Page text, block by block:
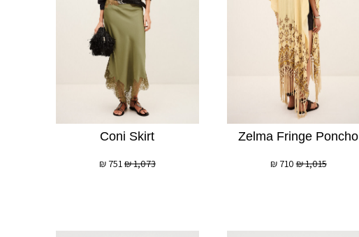
Zelma Fringe Poncho
1,015
₪
710
₪
Coni Skirt
1,073
₪
751
₪